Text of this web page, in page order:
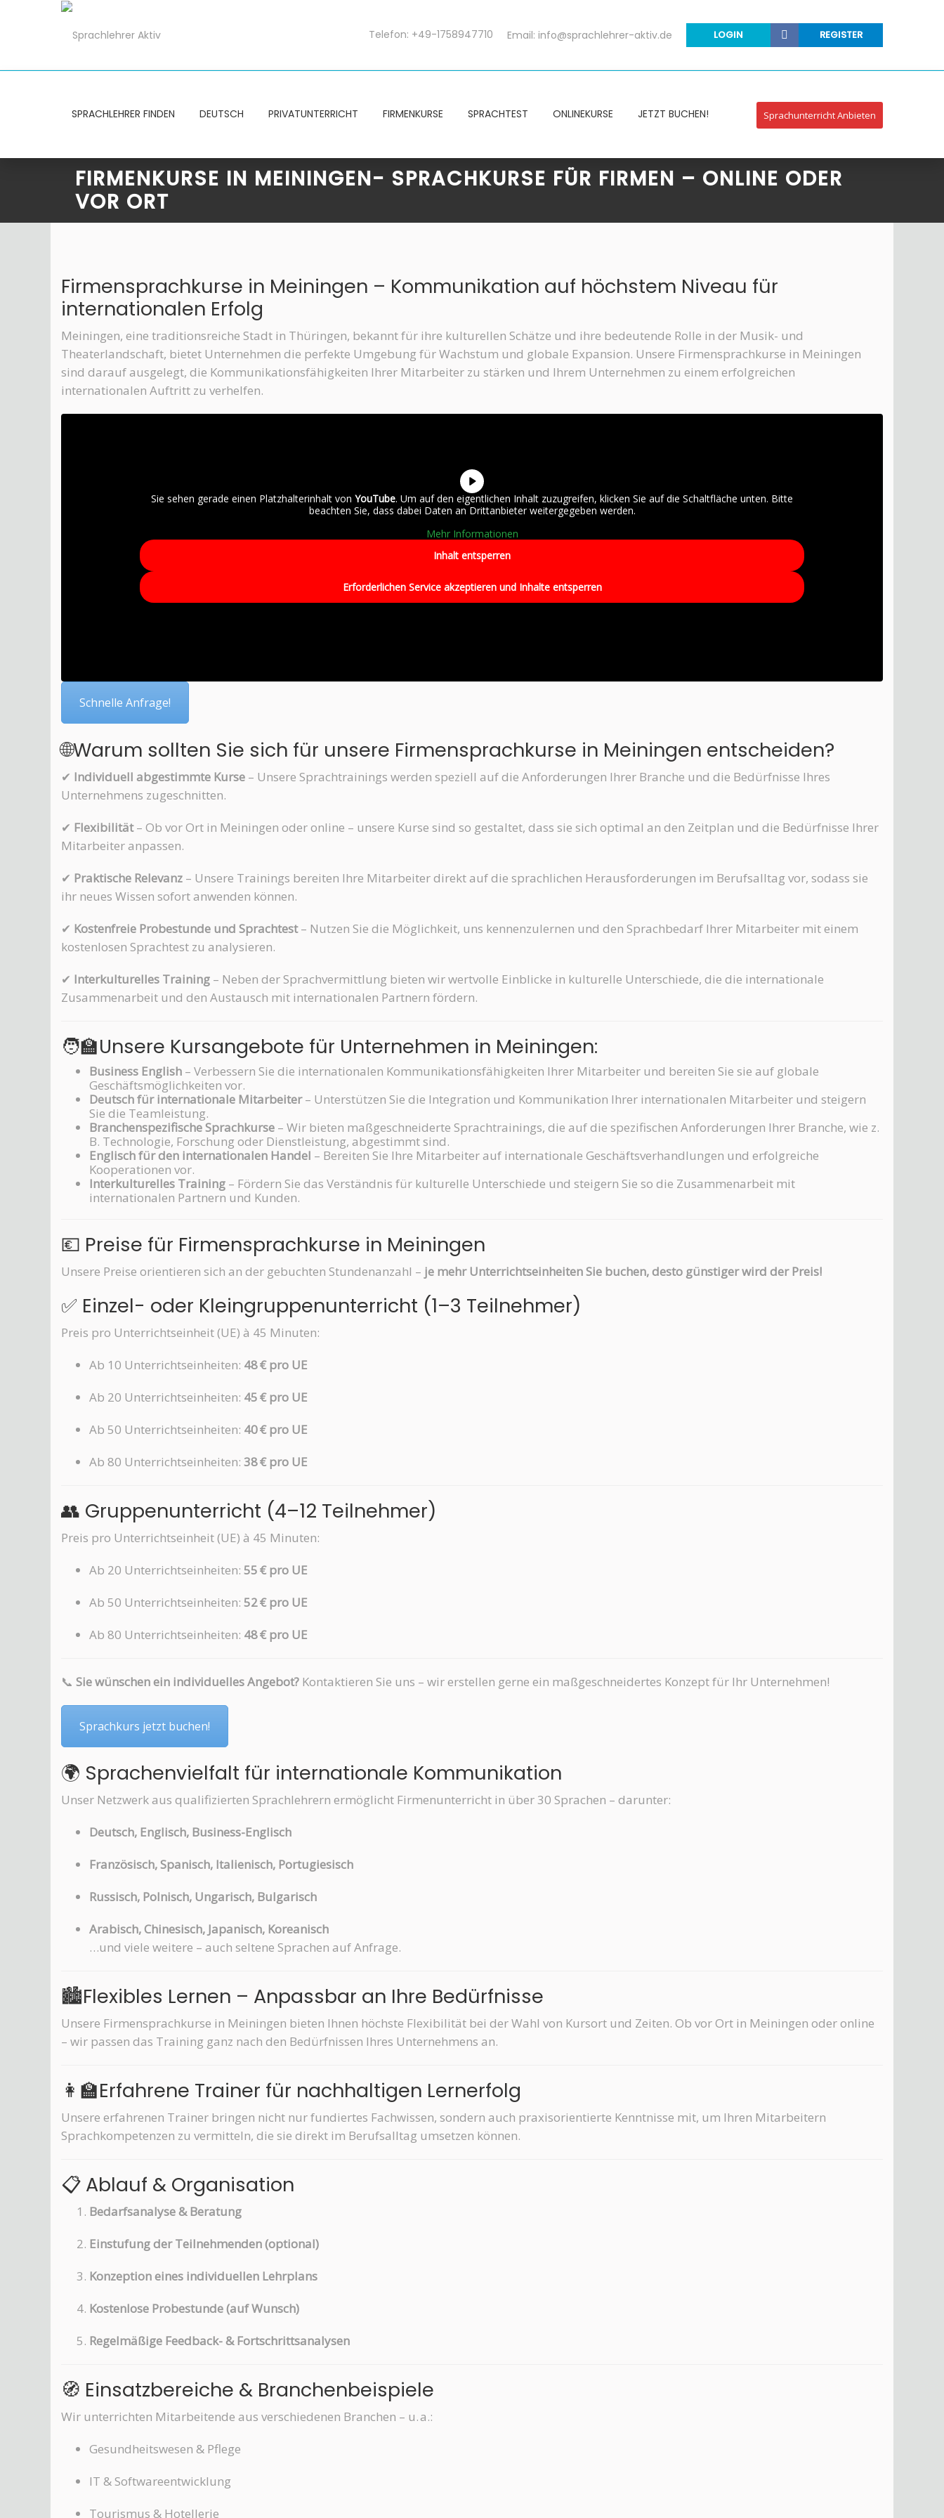
LOGIN REGISTER
Telefon: +49-1758947710 Email: info@sprachlehrer-aktiv.de
SPRACHLEHRER FINDEN DEUTSCH PRIVATUNTERRICHT FIRMENKURSE SPRACHTEST ONLINEKURSE JETZT BUCHEN! Sprachunterricht Anbieten
FIRMENKURSE IN MEININGEN- SPRACHKURSE FÜR FIRMEN – ONLINE ODER
VOR ORT
Firmensprachkurse in Meiningen – Kommunikation auf höchstem Niveau für
internationalen Erfolg
Meiningen, eine traditionsreiche Stadt in Thüringen, bekannt für ihre kulturellen Schätze und ihre bedeutende Rolle in der Musik- und
Theaterlandschaft, bietet Unternehmen die perfekte Umgebung für Wachstum und globale Expansion. Unsere Firmensprachkurse in Meiningen
sind darauf ausgelegt, die Kommunikationsfähigkeiten Ihrer Mitarbeiter zu stärken und Ihrem Unternehmen zu einem erfolgreichen
internationalen Auftritt zu verhelfen.
Sie sehen gerade einen Platzhalterinhalt von YouTube. Um auf den eigentlichen Inhalt zuzugreifen, klicken Sie auf die Schaltfläche unten. Bitte
beachten Sie, dass dabei Daten an Drittanbieter weitergegeben werden.
Mehr Informationen
Inhalt entsperren
Erforderlichen Service akzeptieren und Inhalte entsperren
Schnelle Anfrage!
🌐Warum sollten Sie sich für unsere Firmensprachkurse in Meiningen entscheiden?
✔ Individuell abgestimmte Kurse – Unsere Sprachtrainings werden speziell auf die Anforderungen Ihrer Branche und die Bedürfnisse Ihres
Unternehmens zugeschnitten.
✔ Flexibilität– Ob vor Ort in Meiningen oder online – unsere Kurse sind so gestaltet, dass sie sich optimal an den Zeitplan und die Bedürfnisse Ihrer
Mitarbeiter anpassen.
✔ Praktische Relevanz – Unsere Trainings bereiten Ihre Mitarbeiter direkt auf die sprachlichen Herausforderungen im Berufsalltag vor, sodass sie
ihr neues Wissen sofort anwenden können.
✔ Kostenfreie Probestunde und Sprachtest– Nutzen Sie die Möglichkeit, uns kennenzulernen und den Sprachbedarf Ihrer Mitarbeiter mit einem
kostenlosen Sprachtest zu analysieren.
✔ Interkulturelles Training – Neben der Sprachvermittlung bieten wir wertvolle Einblicke in kulturelle Unterschiede, die die internationale
Zusammenarbeit und den Austausch mit internationalen Partnern fördern.
🧑‍🏫Unsere Kursangebote für Unternehmen in Meiningen:
Business English– Verbessern Sie die internationalen Kommunikationsfähigkeiten Ihrer Mitarbeiter und bereiten Sie sie auf globale
Geschäftsmöglichkeiten vor.
Deutsch für internationale Mitarbeiter– Unterstützen Sie die Integration und Kommunikation Ihrer internationalen Mitarbeiter und steigern
Sie die Teamleistung.
Branchenspezifische Sprachkurse– Wir bieten maßgeschneiderte Sprachtrainings, die auf die spezifischen Anforderungen Ihrer Branche, wie z.
B. Technologie, Forschung oder Dienstleistung, abgestimmt sind.
Englisch für den internationalen Handel – Bereiten Sie Ihre Mitarbeiter auf internationale Geschäftsverhandlungen und erfolgreiche
Kooperationen vor.
Interkulturelles Training– Fördern Sie das Verständnis für kulturelle Unterschiede und steigern Sie so die Zusammenarbeit mit
internationalen Partnern und Kunden.
💶 Preise für Firmensprachkurse in Meiningen
Unsere Preise orientieren sich an der gebuchten Stundenanzahl – je mehr Unterrichtseinheiten Sie buchen, desto günstiger wird der Preis!
✅ Einzel- oder Kleingruppenunterricht (1–3 Teilnehmer)
Preis pro Unterrichtseinheit (UE) à 45 Minuten:
Ab 10 Unterrichtseinheiten: 48 € pro UE
Ab 20 Unterrichtseinheiten: 45 € pro UE
Ab 50 Unterrichtseinheiten: 40 € pro UE
Ab 80 Unterrichtseinheiten: 38 € pro UE
👥 Gruppenunterricht (4–12 Teilnehmer)
Preis pro Unterrichtseinheit (UE) à 45 Minuten:
Ab 20 Unterrichtseinheiten: 55 € pro UE
Ab 50 Unterrichtseinheiten: 52 € pro UE
Ab 80 Unterrichtseinheiten: 48 € pro UE
📞 Sie wünschen ein individuelles Angebot? Kontaktieren Sie uns – wir erstellen gerne ein maßgeschneidertes Konzept für Ihr Unternehmen!
Sprachkurs jetzt buchen!
🌍 Sprachenvielfalt für internationale Kommunikation
Unser Netzwerk aus qualifizierten Sprachlehrern ermöglicht Firmenunterricht in über 30 Sprachen – darunter:
Deutsch, Englisch, Business-Englisch
Französisch, Spanisch, Italienisch, Portugiesisch
Russisch, Polnisch, Ungarisch, Bulgarisch
Arabisch, Chinesisch, Japanisch, Koreanisch
…und viele weitere – auch seltene Sprachen auf Anfrage.
🏙️Flexibles Lernen – Anpassbar an Ihre Bedürfnisse
Unsere Firmensprachkurse in Meiningen bieten Ihnen höchste Flexibilität bei der Wahl von Kursort und Zeiten. Ob vor Ort in Meiningen oder online
– wir passen das Training ganz nach den Bedürfnissen Ihres Unternehmens an.
👩‍🏫Erfahrene Trainer für nachhaltigen Lernerfolg
Unsere erfahrenen Trainer bringen nicht nur fundiertes Fachwissen, sondern auch praxisorientierte Kenntnisse mit, um Ihren Mitarbeitern
Sprachkompetenzen zu vermitteln, die sie direkt im Berufsalltag umsetzen können.
📋 Ablauf & Organisation
Bedarfsanalyse & Beratung
Einstufung der Teilnehmenden (optional)
Konzeption eines individuellen Lehrplans
Kostenlose Probestunde (auf Wunsch)
Regelmäßige Feedback- & Fortschrittsanalysen
🧭 Einsatzbereiche & Branchenbeispiele
Wir unterrichten Mitarbeitende aus verschiedenen Branchen – u. a.:
Gesundheitswesen & Pflege
IT & Softwareentwicklung
Tourismus & Hotellerie